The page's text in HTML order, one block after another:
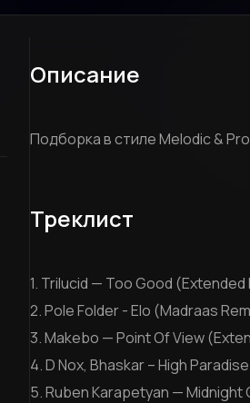
Описание
Подборка в стиле Melodic &
Треклист
1. Trilucid — Too Good (Extended
2. Pole Folder - Elo (Madraas
3. Makebo — Point Of View
4. D Nox, Bhaskar – High
5. Ruben Karapetyan — Midnight